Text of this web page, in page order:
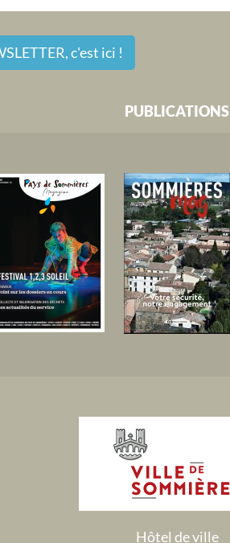
c'est ici !
PUBLICATIONS
Hôtel de ville